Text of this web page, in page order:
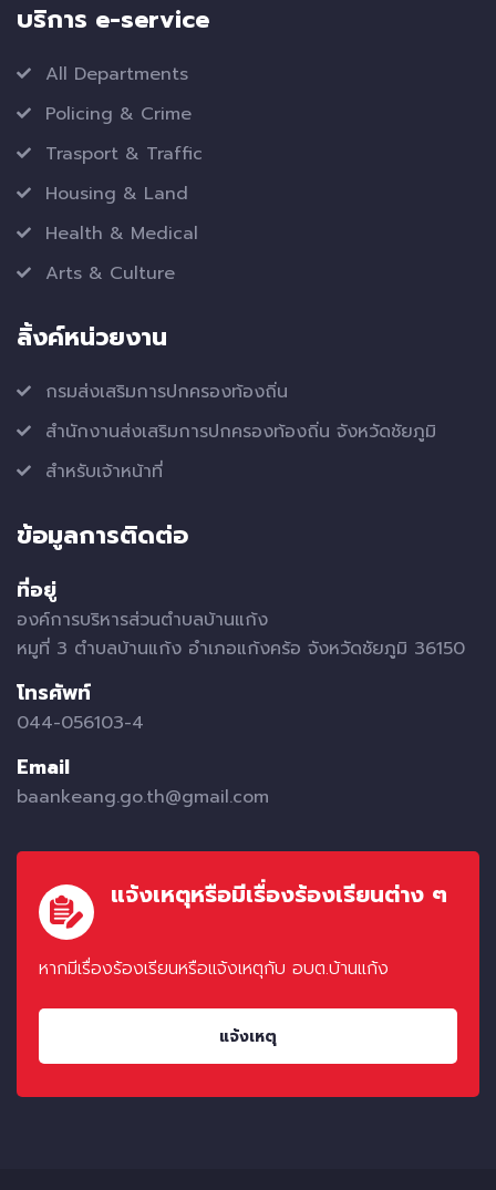
บริการ e-service
All Departments
Policing & Crime
Trasport & Traffic
Housing & Land
Health & Medical
Arts & Culture
ลิ้งค์หน่วยงาน
กรมส่งเสริมการปกครองท้องถิ่น
สำนักงานส่งเสริมการปกครองท้องถิ่น จังหวัดชัยภูมิ
สำหรับเจ้าหน้าที่
ข้อมูลการติดต่อ
ที่อยู่
องค์การบริหารส่วนตำบลบ้านแก้ง
หมูที่ 3 ตำบลบ้านแก้ง อำเภอแก้งคร้อ จังหวัดชัยภูมิ 36150
โทรศัพท์
044-056103-4
Email
baankeang.go.th@gmail.com
แจ้งเหตุหรือมีเรื่องร้องเรียนต่าง ๆ
หากมีเรื่องร้องเรียนหรือแจ้งเหตุกับ อบต.บ้านแก้ง
แจ้งเหตุ